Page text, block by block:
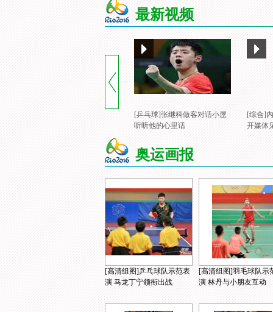
最新视频
[乒乓球]张继科做客对话小屋
听听他的心里话
[综合]
开媒体
奥运画报
[高清组图]乒乓球队示范表
演 马龙丁宁领衔出战
[高清组图]羽毛球队示
演 林丹与小朋友互动